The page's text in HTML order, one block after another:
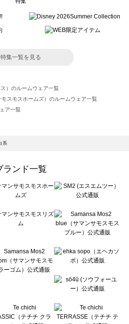
特集一覧を見る
）のルームウェア一覧
スモスホームズ）のルームウェア一覧
ア一覧
ルバイサマンサモスモス）のルームウェア一覧
モス ブルー）のルームウェア一覧
ェア一覧
一覧
ック）のルームウェア一覧
ームウェア一覧
）のルームウェア一覧
ムウェア一覧
系
ランド一覧